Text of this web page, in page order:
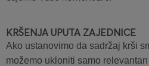
KRŠENJA UPUTA ZAJEDNICE
Ako ustanovimo da sadržaj krši
možemo ukloniti samo